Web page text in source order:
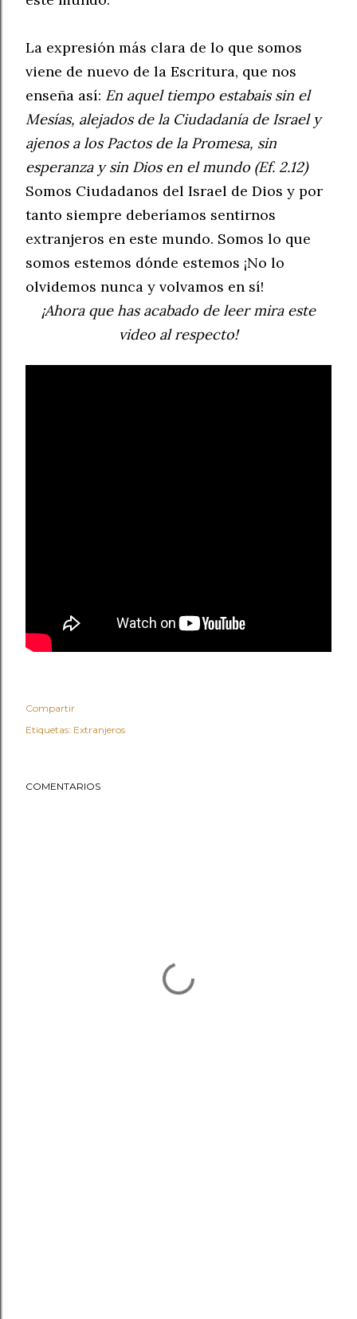
La expresión más clara de lo que somos
viene de nuevo de la Escritura, que nos
enseña así: En aquel tiempo estabais sin el
Mesías, alejados de la Ciudadanía de Israel y
ajenos a los Pactos de la Promesa, sin
esperanza y sin Dios en el mundo (Ef. 2.12)
Somos Ciudadanos del Israel de Dios y por
tanto siempre deberíamos sentirnos
extranjeros en este mundo. Somos lo que
somos estemos dónde estemos ¡No lo
olvidemos nunca y volvamos en sí!
¡Ahora que has acabado de leer mira este
video al respecto!
Compartir
Etiquetas: Extranjeros
COMENTARIOS